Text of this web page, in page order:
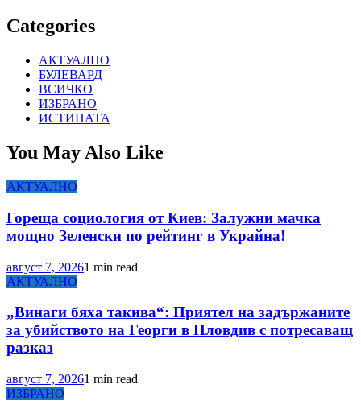
Categories
АКТУАЛНО
БУЛЕВАРД
ВСИЧКО
ИЗБРАНО
ИСТИНАТА
You May Also Like
АКТУАЛНО
Гореща социология от Киев: Залужни мачка
мощно Зеленски по рейтинг в Украйна!
август 7, 20261 min read
АКТУАЛНО
„Винаги бяха такива“: Приятел на задържаните
за убийството на Георги в Пловдив с потресаващ
разказ
август 7, 20261 min read
ИЗБРАНО